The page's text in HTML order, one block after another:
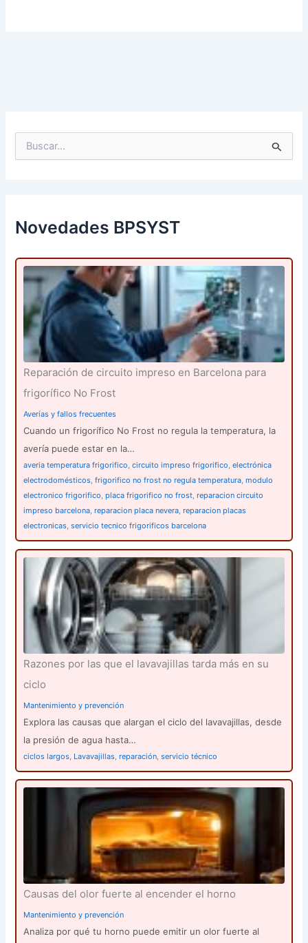
p
o
:
Novedades BPSYST
Reparación de circuito impreso en Barcelona para
frigorífico No Frost
Averías y fallos frecuentes
Cuando un frigorífico No Frost no regula la temperatura, la
avería puede estar en la…
averia temperatura frigorifico ,circuito impreso frigorifico ,electrónica
electrodomésticos ,frigorifico no frost no regula temperatura ,modulo
electronico frigorifico ,placa frigorifico no frost ,reparacion circuito
impreso barcelona ,reparacion placa nevera ,reparacion placas
electronicas ,servicio tecnico frigorificos barcelona
Razones por las que el lavavajillas tarda más en su
ciclo
Mantenimiento y prevención
Explora las causas que alargan el ciclo del lavavajillas, desde
la presión de agua hasta…
ciclos largos Lavavajillas ,reparación ,servicio técnico
Causas del olor fuerte al encender el horno
Mantenimiento y prevención
Analiza por qué tu horno puede emitir un olor fuerte al